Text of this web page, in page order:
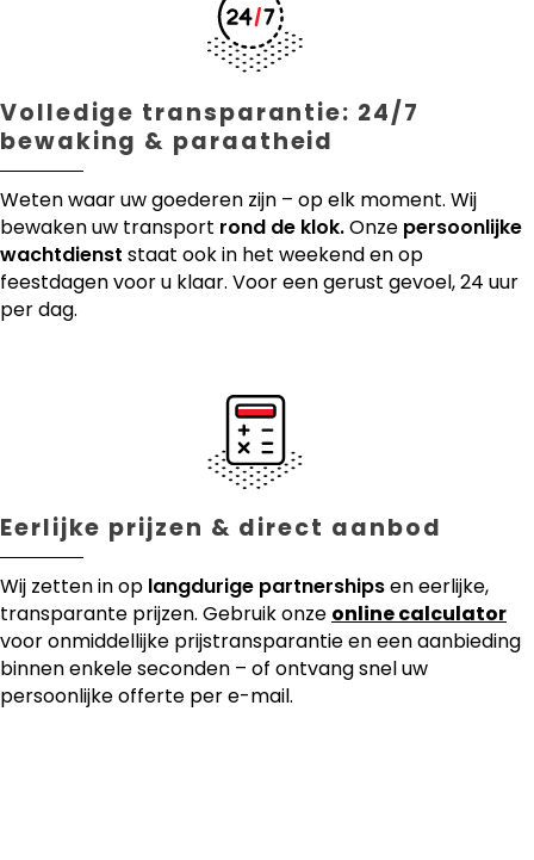
Volledige transparantie: 24/7
bewaking & paraatheid
Weten waar uw goederen zijn – op elk moment. Wij
bewaken uw transport rond de klok.Onze persoonlijke
wachtdienst staat ook in het weekend en op
feestdagen voor u klaar. Voor een gerust gevoel, 24 uur
per dag.
Eerlijke prijzen & direct aanbod
Wij zetten in op langdurige partnershipsen eerlijke,
transparante prijzen. Gebruik onze online calculator
voor onmiddellijke prijstransparantie en een aanbieding
binnen enkele seconden – of ontvang snel uw
persoonlijke offerte per e-mail.